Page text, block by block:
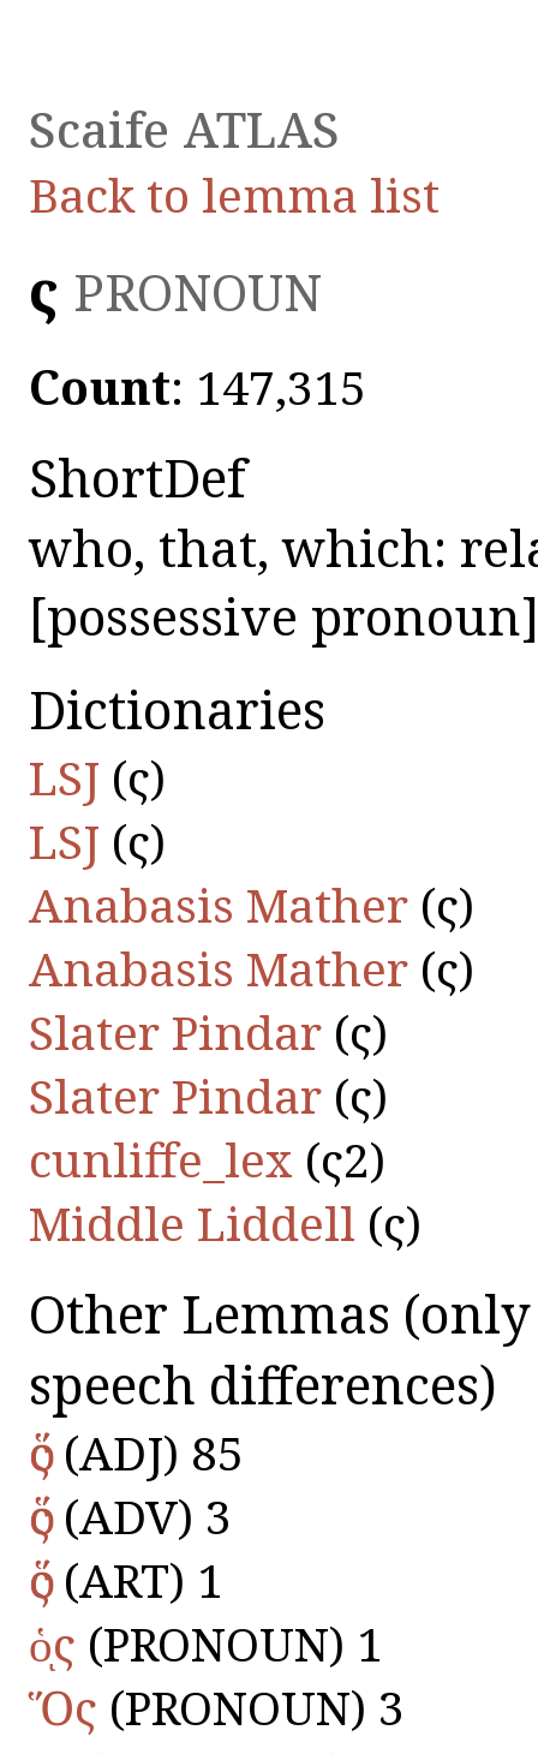
Scaife ATLAS
Back to lemma list
ὅς PRONOUN
Count: 147,315
ShortDef
who, that, which:
[possessive pronoun]
Dictionaries
LSJ (ὅς)
LSJ (ὅς)
Anabasis Mather (ὅς)
Anabasis Mather (ὅς)
Slater Pindar (ὅς)
Slater Pindar (ὅς)
cunliffe_lex (ὅς2)
Middle Liddell (ὅς)
Other Lemmas
speech differences)
ὅς(ADJ) 85
ὅς(ADV) 3
ὅς(ART) 1
ὁͅς (PRONOUN) 1
Ὅς (PRONOUN) 3